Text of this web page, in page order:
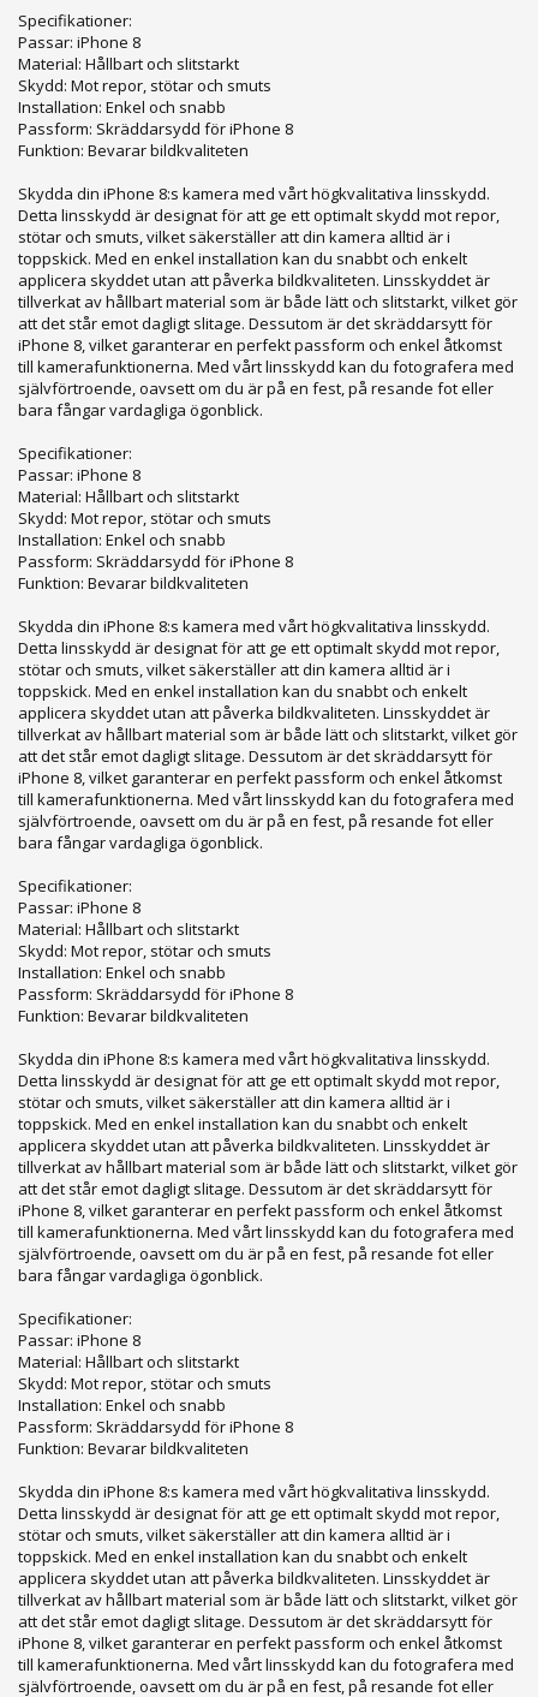
Specifikationer:
Passar: iPhone 8
Material: Hållbart och slitstarkt
Skydd: Mot repor, stötar och smuts
Installation: Enkel och snabb
Passform: Skräddarsydd för iPhone 8
Funktion: Bevarar bildkvaliteten
Skydda din iPhone 8:s kamera med vårt högkvalitativa linsskydd.
Detta linsskydd är designat för att ge ett optimalt skydd mot repor,
stötar och smuts, vilket säkerställer att din kamera alltid är i
toppskick. Med en enkel installation kan du snabbt och enkelt
applicera skyddet utan att påverka bildkvaliteten. Linsskyddet är
tillverkat av hållbart material som är både lätt och slitstarkt, vilket gör
att det står emot dagligt slitage. Dessutom är det skräddarsytt för
iPhone 8, vilket garanterar en perfekt passform och enkel åtkomst
till kamerafunktionerna. Med vårt linsskydd kan du fotografera med
självförtroende, oavsett om du är på en fest, på resande fot eller
bara fångar vardagliga ögonblick.
Specifikationer:
Passar: iPhone 8
Material: Hållbart och slitstarkt
Skydd: Mot repor, stötar och smuts
Installation: Enkel och snabb
Passform: Skräddarsydd för iPhone 8
Funktion: Bevarar bildkvaliteten
Skydda din iPhone 8:s kamera med vårt högkvalitativa linsskydd.
Detta linsskydd är designat för att ge ett optimalt skydd mot repor,
stötar och smuts, vilket säkerställer att din kamera alltid är i
toppskick. Med en enkel installation kan du snabbt och enkelt
applicera skyddet utan att påverka bildkvaliteten. Linsskyddet är
tillverkat av hållbart material som är både lätt och slitstarkt, vilket gör
att det står emot dagligt slitage. Dessutom är det skräddarsytt för
iPhone 8, vilket garanterar en perfekt passform och enkel åtkomst
till kamerafunktionerna. Med vårt linsskydd kan du fotografera med
självförtroende, oavsett om du är på en fest, på resande fot eller
bara fångar vardagliga ögonblick.
Specifikationer:
Passar: iPhone 8
Material: Hållbart och slitstarkt
Skydd: Mot repor, stötar och smuts
Installation: Enkel och snabb
Passform: Skräddarsydd för iPhone 8
Funktion: Bevarar bildkvaliteten
Skydda din iPhone 8:s kamera med vårt högkvalitativa linsskydd.
Detta linsskydd är designat för att ge ett optimalt skydd mot repor,
stötar och smuts, vilket säkerställer att din kamera alltid är i
toppskick. Med en enkel installation kan du snabbt och enkelt
applicera skyddet utan att påverka bildkvaliteten. Linsskyddet är
tillverkat av hållbart material som är både lätt och slitstarkt, vilket gör
att det står emot dagligt slitage. Dessutom är det skräddarsytt för
iPhone 8, vilket garanterar en perfekt passform och enkel åtkomst
till kamerafunktionerna. Med vårt linsskydd kan du fotografera med
självförtroende, oavsett om du är på en fest, på resande fot eller
bara fångar vardagliga ögonblick.
Specifikationer:
Passar: iPhone 8
Material: Hållbart och slitstarkt
Skydd: Mot repor, stötar och smuts
Installation: Enkel och snabb
Passform: Skräddarsydd för iPhone 8
Funktion: Bevarar bildkvaliteten
Skydda din iPhone 8:s kamera med vårt högkvalitativa linsskydd.
Detta linsskydd är designat för att ge ett optimalt skydd mot repor,
stötar och smuts, vilket säkerställer att din kamera alltid är i
toppskick. Med en enkel installation kan du snabbt och enkelt
applicera skyddet utan att påverka bildkvaliteten. Linsskyddet är
tillverkat av hållbart material som är både lätt och slitstarkt, vilket gör
att det står emot dagligt slitage. Dessutom är det skräddarsytt för
iPhone 8, vilket garanterar en perfekt passform och enkel åtkomst
till kamerafunktionerna. Med vårt linsskydd kan du fotografera med
självförtroende, oavsett om du är på en fest, på resande fot eller